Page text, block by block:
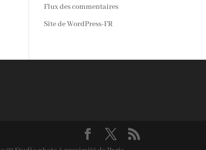
Flux des commentaires
Site de WordPress-FR